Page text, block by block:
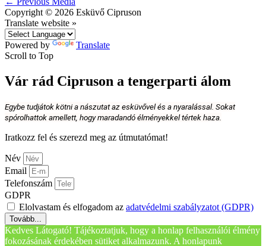
Copyright © 2026 Esküvő Cipruson
Translate website »
Powered by
Translate
Scroll to Top
Vár rád Cipruson a tengerparti álom
Egybe tudjátok kötni a nászutat az esküvővel és a nyaralással. Sokat
spórolhattok amellett, hogy maradandó élményekkel tértek haza.
Iratkozz fel és szerezd meg az útmutatómat!
Név
Email
Telefonszám
GDPR
Elolvastam és elfogadom az adatvédelmi szabályzatot (GDPR)
Tovább...
Kedves Látogató! Tájékoztatjuk, hogy a honlap felhasználói élmény
fokozásának érdekében sütiket alkalmazunk. A honlapunk